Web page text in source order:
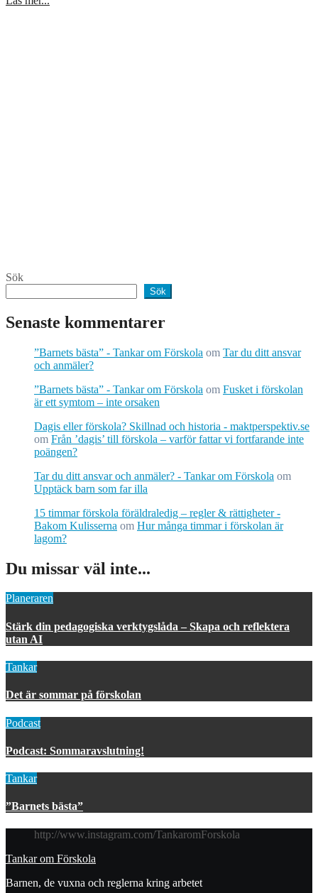
Sök
Sök
Senaste kommentarer
”Barnets bästa” - Tankar om Förskola om Tar du ditt ansvar
och anmäler?
”Barnets bästa” - Tankar om Förskola om Fusket i förskolan
är ett symtom – inte orsaken
Dagis eller förskola? Skillnad och historia - maktperspektiv.se
om Från ’dagis’ till förskola – varför fattar vi fortfarande inte
poängen?
Tar du ditt ansvar och anmäler? - Tankar om Förskola om
Upptäck barn som far illa
15 timmar förskola föräldraledig – regler & rättigheter -
Bakom Kulisserna om Hur många timmar i förskolan är
lagom?
Du missar väl inte...
Planeraren
Stärk din pedagogiska verktygslåda – Skapa och reflektera
utan AI
Tankar
Det är sommar på förskolan
Podcast
Podcast: Sommaravslutning!
Tankar
”Barnets bästa”
http://www.instagram.com/TankaromForskola
Tankar om Förskola
Barnen, de vuxna och reglerna kring arbetet